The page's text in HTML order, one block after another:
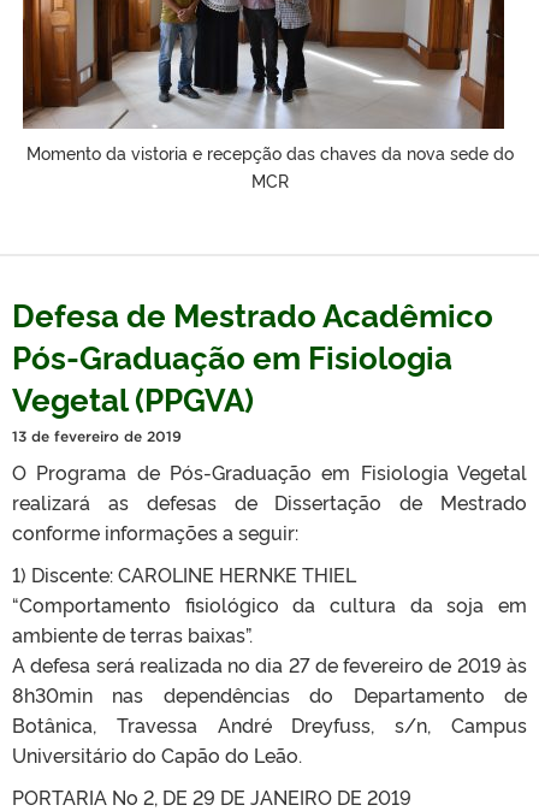
Momento da vistoria e recepção das chaves da nova sede do
MCR
Defesa de Mestrado Acadêmico
Pós-Graduação em Fisiologia
Vegetal (PPGVA)
13 de fevereiro de 2019
O Programa de Pós-Graduação em Fisiologia Vegetal
realizará as defesas de Dissertação de Mestrado
conforme informações a seguir:
1) Discente: CAROLINE HERNKE THIEL
“Comportamento fisiológico da cultura da soja em
ambiente de terras baixas”.
A defesa será realizada no dia 27 de fevereiro de 2019 às
8h30min nas dependências do Departamento de
Botânica, Travessa André Dreyfuss, s/n, Campus
Universitário do Capão do Leão.
PORTARIA No 2, DE 29 DE JANEIRO DE 2019